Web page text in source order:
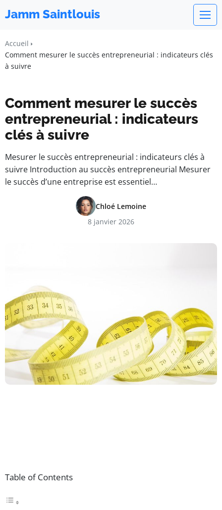
Jamm Saintlouis
Accueil
Comment mesurer le succès entrepreneurial : indicateurs clés
à suivre
Comment mesurer le succès
entrepreneurial : indicateurs
clés à suivre
Mesurer le succès entrepreneurial : indicateurs clés à
suivre Introduction au succès entrepreneurial Mesurer
le succès d’une entreprise est essentiel…
Chloé Lemoine
8 janvier 2026
Table of Contents